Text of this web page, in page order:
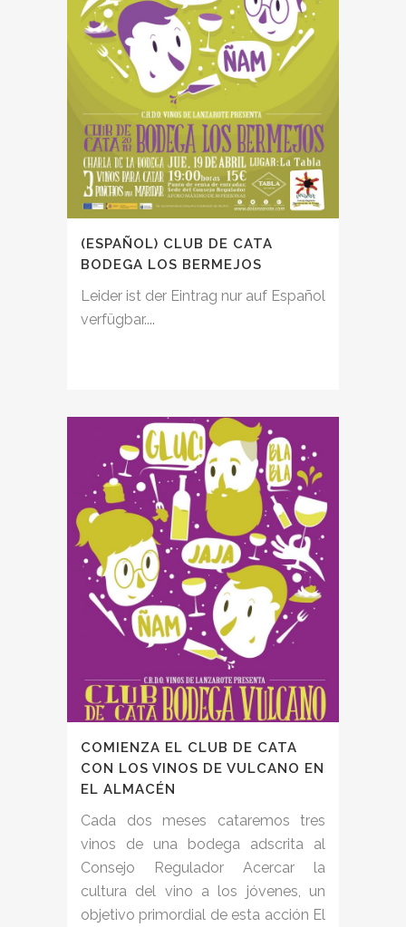
(ESPAÑOL) CLUB DE CATA
BODEGA LOS BERMEJOS
Leider ist der Eintrag nur auf Español
verfügbar....
COMIENZA EL CLUB DE CATA
CON LOS VINOS DE VULCANO EN
EL ALMACÉN
Cada dos meses cataremos tres
vinos de una bodega adscrita al
Consejo Regulador Acercar la
cultura del vino a los jóvenes, un
objetivo primordial de esta acción El